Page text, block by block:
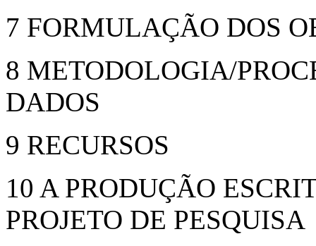
7 FORMULAÇÃO DOS
8 METODOLOGIA/
DADOS
9 RECURSOS
10 A PRODUÇÃO
PROJETO DE PESQUISA